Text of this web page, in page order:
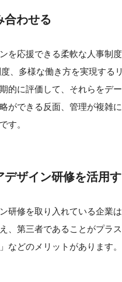
合わせる
を応援できる柔軟な人事制
、多様な働き方を実現する
的に評価して、それらをデ
ができる反面、管理が複雑
す。
デザイン研修を活用
研修を取り入れている企業
、第三者であることがプラ
などのメリットがあります。